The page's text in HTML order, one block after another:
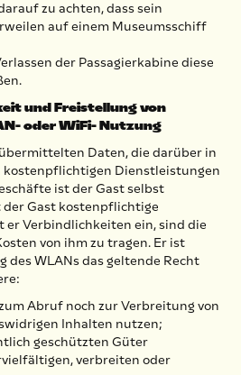
zu achten, dass sein
auf einem Museumsschiff
der Passagierkabine diese
und Freistellung von
oder WiFi- Nutzung
Daten, die darüber in
kostenpflichtigen Dienstleistungen
ist der Gast selbst
Gast kostenpflichtige
er Verbindlichkeiten ein, sind die
von ihm zu tragen. Er ist
WLANs das geltende Recht
Abruf noch zur Verbreitung von
Inhalten nutzen;
geschützten Güter
verbreiten oder